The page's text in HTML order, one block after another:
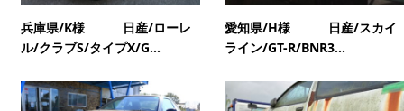
兵庫県/K様 日産/ローレ
ル/クラブS/タイプX/G...
愛知県/H様 日産/スカイ
ライン/GT-R/BNR3...